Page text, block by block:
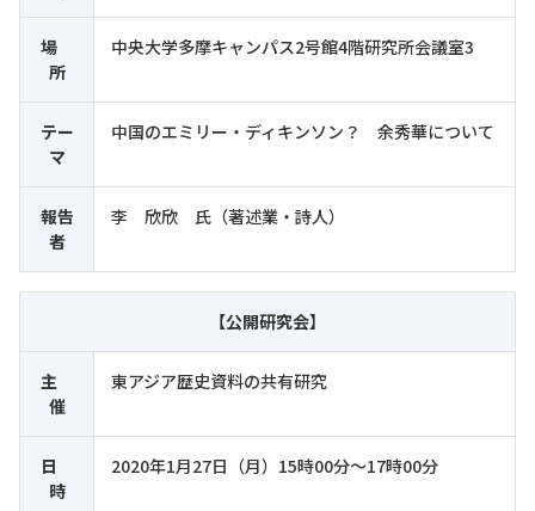
場
所
中央大学多摩キャンパス2号館4階研究所会議室3
テー
マ
中国のエミリー・ディキンソン？ 余秀華について
報告
者
李 欣欣 氏（著述業・詩人）
【公開研究会】
主
催
東アジア歴史資料の共有研究
日
時
2020年1月27日（月）15時00分～17時00分